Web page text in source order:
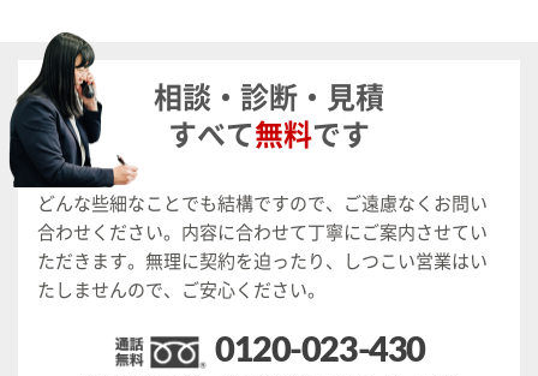
相談・診断・見積
すべて無料です
どんな些細なことでも結構ですので、ご遠慮なくお問い
合わせください。 内容に合わせて丁寧にご案内させてい
ただきます。 無理に契約を迫ったり、しつこい営業はい
たしませんので、ご安心ください。
0120-023-430